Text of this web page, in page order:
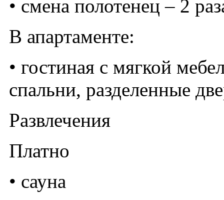
• смена полотенец – 2
В апартаменте:
• гостиная с мягкой
спальни, разделенные
Развлечения
Платно
• сауна